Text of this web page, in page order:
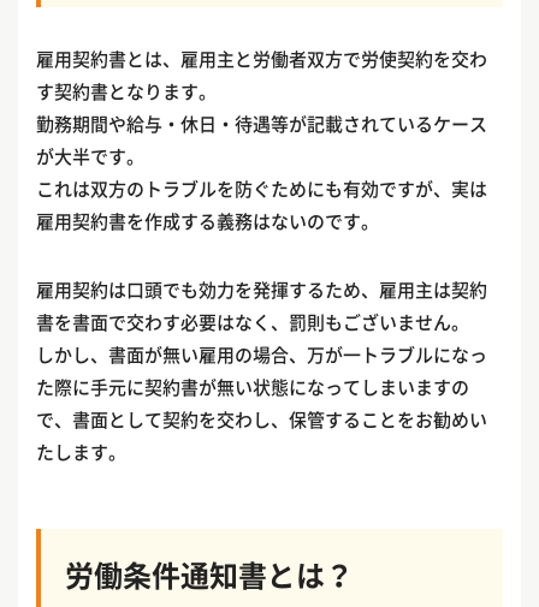
雇用契約書とは、雇用主と労働者双方で労使契約を交わ
す契約書となります。
勤務期間や給与・休日・待遇等が記載されているケース
が大半です。
これは双方のトラブルを防ぐためにも有効ですが、実は
雇用契約書を作成する義務はないのです。
雇用契約は口頭でも効力を発揮するため、雇用主は契約
書を書面で交わす必要はなく、罰則もございません。
しかし、書面が無い雇用の場合、万が一トラブルになっ
た際に手元に契約書が無い状態になってしまいますの
で、書面として契約を交わし、保管することをお勧めい
たします。
労働条件通知書とは？